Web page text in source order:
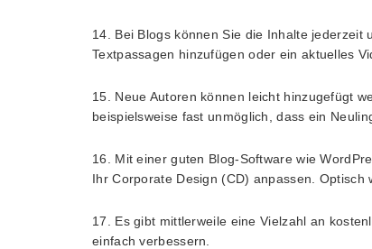
14. Bei Blogs können Sie die Inhalte
Textpassagen hinzufügen oder ein aktuelles
15. Neue Autoren können leicht hinzugefügt
beispielsweise fast unmöglich, dass ein
16. Mit einer guten Blog-Software wie
Ihr Corporate Design (CD) anpassen. Optisch
17. Es gibt mittlerweile eine Vielzahl an
einfach verbessern.